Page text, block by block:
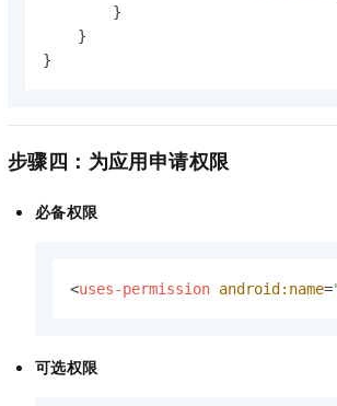
        }
    }
}
步骤四：为应用申请权限
必备权限
<uses-permission android:name=
可选权限